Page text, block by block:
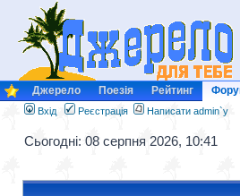
Джерело Поезія Рейтинг
Вхід Реєстрація Написати admin`у
Сьогодні: 08 серпня 2026, 10:41